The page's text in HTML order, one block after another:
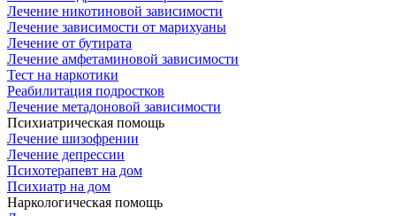
Лечение никотиновой зависимости
Лечение зависимости от марихуаны
Лечение от бутирата
Лечение амфетаминовой зависимости
Тест на наркотики
Реабилитация подростков
Лечение метадоновой зависимости
Психиатрическая помощь
Лечение шизофрении
Лечение депрессии
Психотерапевт на дом
Психиатр на дом
Наркологическая помощь